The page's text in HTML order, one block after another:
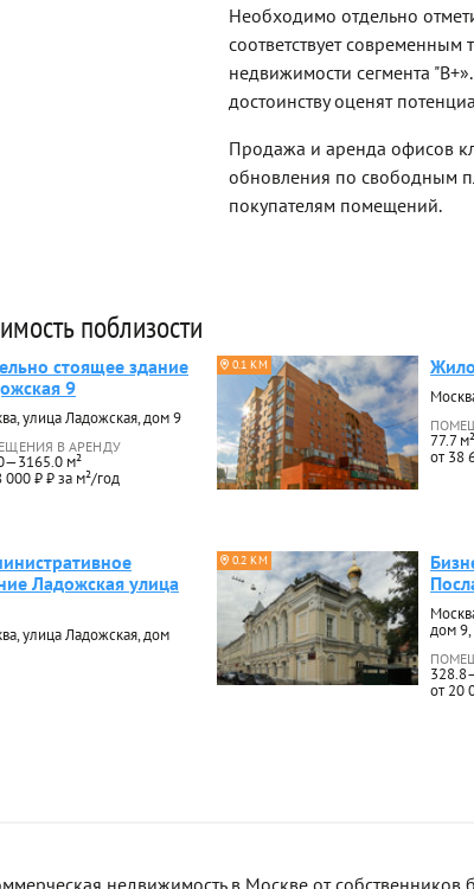
Необходимо отдельно
соответствует
недвижимости сегмента
достоинству оценят
Продажа и аренда офисов
обновления по свободным
покупателям помещений.
поблизости
стоящее здание
9
улица Ладожская, дом 9
В АРЕНДУ
м²
000 ₽ ₽ за м²/год
0.1 КМ
77.7 м²
от 38
Ладожская улица
улица Ладожская, дом
0.2 КМ
дом 9,
от 20
недвижимость в Москве от собственников